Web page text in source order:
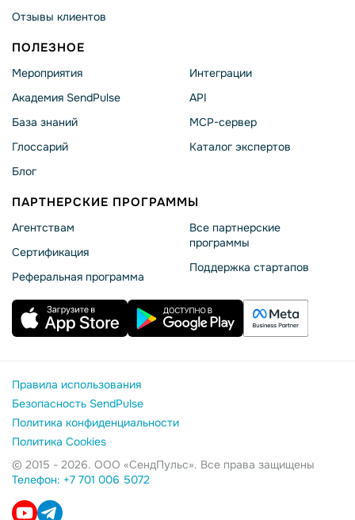
Отзывы клиентов
ПОЛЕЗНОЕ
Мероприятия
Академия SendPulse
База знаний
Глоссарий
Блог
Интеграции
API
MCP-сервер
Каталог экспертов
ПАРТНЕРСКИЕ ПРОГРАММЫ
Агентствам
Сертификация
Реферальная программа
Все партнерские
программы
Поддержка стартапов
Правила использования
Безопасность SendPulse
Политика конфиденциальности
Политика Cookies
© 2015 - 2026. ООО «СендПульс». Все права защищены
Телефон: +7 701 006 5072